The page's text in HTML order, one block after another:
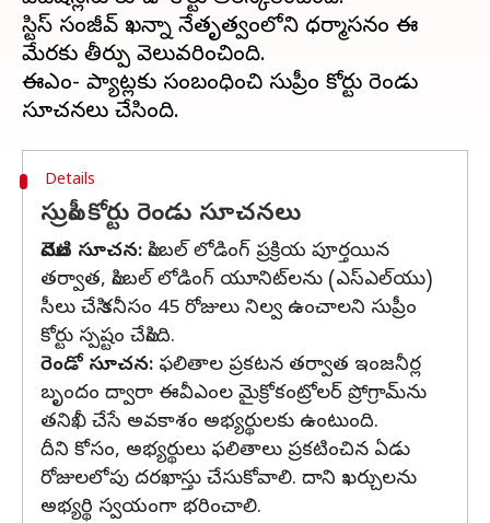
స్టిస్ సంజీవ్ ఖన్నా నేతృత్వంలోని ధర్మాసనం ఈ
మేరకు తీర్పు వెలువరించింది.
ఈవీఎం-వీవీ ప్యాట్లకు సంబంధించి సుప్రీం కోర్టు రెండు
Details
సుప్రీం కోర్టు రెండు సూచనలు
మొదటి సూచన: సింబల్ లోడింగ్ ప్రక్రియ పూర్తయిన
తర్వాత, సింబల్ లోడింగ్ యూనిట్‌లను (ఎస్‌ఎల్‌యు)
సీలు చేసి కనీసం 45 రోజులు నిల్వ ఉంచాలని సుప్రీం
కోర్టు స్పష్టం చేసింది.
రెండో సూచన: ఫలితాల ప్రకటన తర్వాత ఇంజనీర్ల
బృందం ద్వారా ఈవీఎంల మైక్రోకంట్రోలర్ ప్రోగ్రామ్‌ను
తనిఖీ చేసే అవకాశం అభ్యర్థులకు ఉంటుంది.
దీని కోసం, అభ్యర్థులు ఫలితాలు ప్రకటించిన ఏడు
రోజులలోపు దరఖాస్తు చేసుకోవాలి. దాని ఖర్చులను
అభ్యర్థి స్వయంగా భరించాలి.